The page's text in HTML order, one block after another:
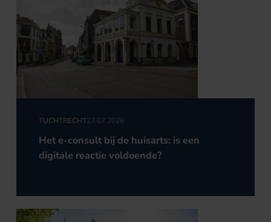
TUCHTRECHT27.07.2026
Het e-consult bij de huisarts: is een
digitale reactie voldoende?